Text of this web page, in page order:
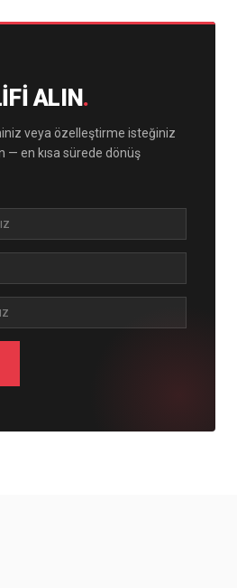
ALIN.
veya özelleştirme isteğiniz
— en kısa sürede dönüş